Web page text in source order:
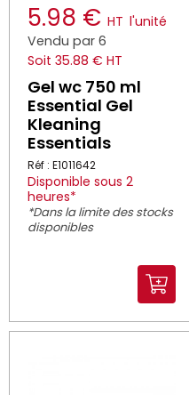
5.98 € HT l'unité
Vendu par 6
Soit 35.88 € HT
Gel wc 750 ml
Essential Gel
Kleaning
Essentials
Réf : E1011642
Disponible sous 2
heures*
*Dans la limite des stocks
disponibles